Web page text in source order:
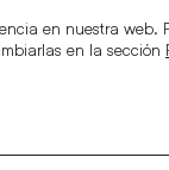
en nuestra web.
en la sección